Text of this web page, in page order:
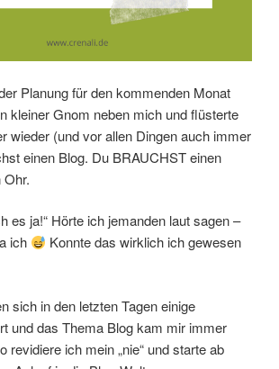
Planung für den kommenden Monat
kleiner Gnom neben mich und flüsterte
wieder (und vor allen Dingen auch immer
einen Blog. Du BRAUCHST einen
Ohr.
es ja!“ Hörte ich jemanden laut sagen –
ich
Konnte das wirklich ich gewesen
sich in den letzten Tagen einige
und das Thema Blog kam mir immer
revidiere ich mein „nie“ und starte ab